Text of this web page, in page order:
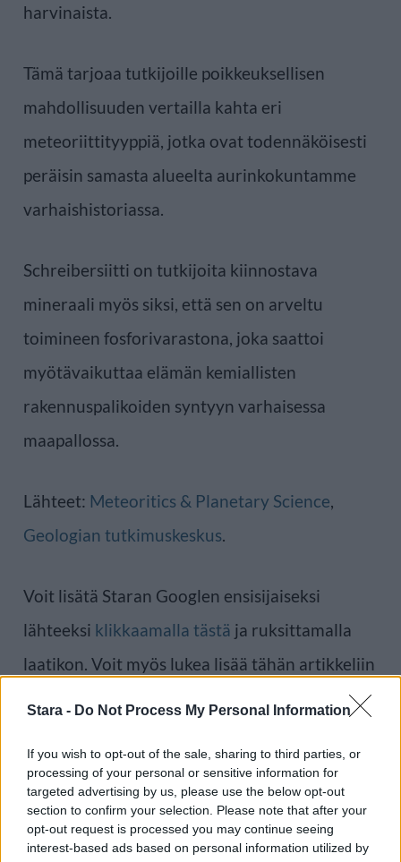
Stara - Do Not Process My Personal Information
If you wish to opt-out of the sale, sharing to third parties, or
processing of your personal or sensitive information for
targeted advertising by us, please use the below opt-out
section to confirm your selection. Please note that after your
opt-out request is processed you may continue seeing
interest-based ads based on personal information utilized by
harvinaista.
Tämä tarjoaa tutkijoille poikkeuksellisen
mahdollisuuden vertailla kahta eri
meteoriittityyppiä, jotka ovat todennäköisesti
peräisin samasta alueelta aurinkokuntamme
varhaishistoriassa.
Schreibersiitti on tutkijoita kiinnostava
mineraali myös siksi, että sen on arveltu
toimineen fosforivarastona, joka saattoi
myötävaikuttaa elämän kemiallisten
rakennuspalikoiden syntyyn varhaisessa
maapallossa.
Lähteet: Meteoritics & Planetary Science,
Geologian tutkimuskeskus.
Voit lisätä Staran Googlen ensisijaiseksi
lähteeksi klikkaamalla tästä ja ruksittamalla
laatikon. Voit myös lukea lisää tähän artikkeliin
Uutiset-osioistamme.
Tietoa meistä